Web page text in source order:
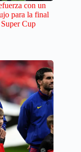
con un
para la final
Cup